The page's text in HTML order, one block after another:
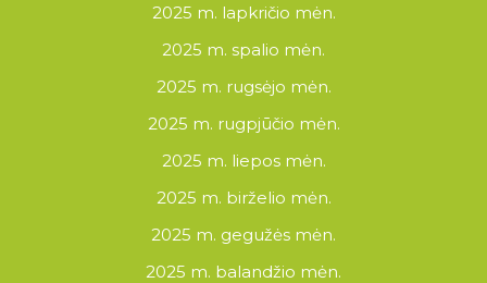
2025 m. lapkričio mėn.
2025 m. spalio mėn.
2025 m. rugsėjo mėn.
2025 m. rugpjūčio mėn.
2025 m. liepos mėn.
2025 m. birželio mėn.
2025 m. gegužės mėn.
2025 m. balandžio mėn.